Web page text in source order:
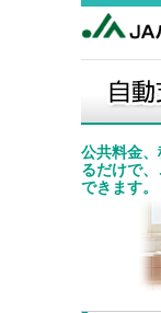
公共料金
るだけで
できます。